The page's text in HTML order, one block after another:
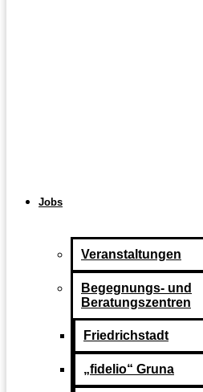
Veranstaltungen
Begegnungs- und
Beratungszentren
Friedrichstadt
„fidelio“ Gruna
Jobs